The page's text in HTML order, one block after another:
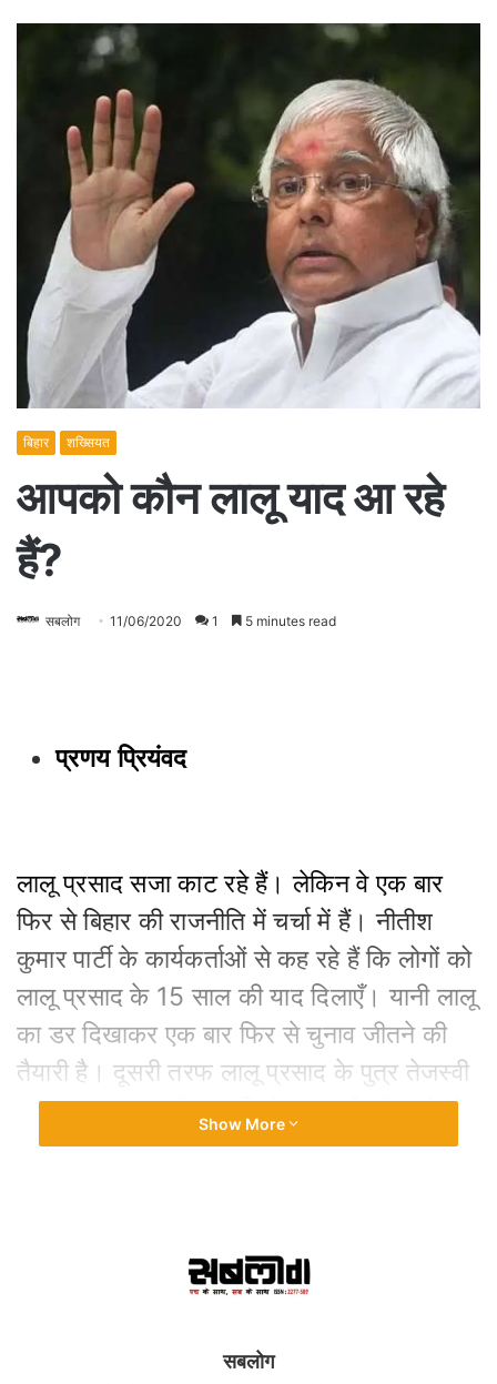
बिहार शख्सियत
आपको कौन लालू याद आ रहे
हैं?
सबलोग 11/06/2020 1 5 minutes read
प्रणय प्रियंवद
लालू प्रसाद सजा काट रहे हैं। लेकिन वे एक बार
फिर से बिहार की राजनीति में चर्चा में हैं। नीतीश
कुमार पार्टी के कार्यकर्ताओं से कह रहे हैं कि लोगों को
लालू प्रसाद के 15 साल की याद दिलाएँ। यानी लालू
का डर दिखाकर एक बार फिर से चुनाव जीतने की
तैयारी है। दूसरी तरफ लालू प्रसाद के पुत्र तेजस्वी
यादव, लालू राज की गड़बड़ियों पर माफी माँग चुके हैं
जनता के सामने। अब तो नया सवाल है कि 84 दिन
आये? सवाल है तो जवाब भी है- लॉक डाउन था तो
बाहर कैसे निकलता, खुद गायब रहता है और पार्टी
कैसी-कैसी बात करता है।
Show More
सबलोग